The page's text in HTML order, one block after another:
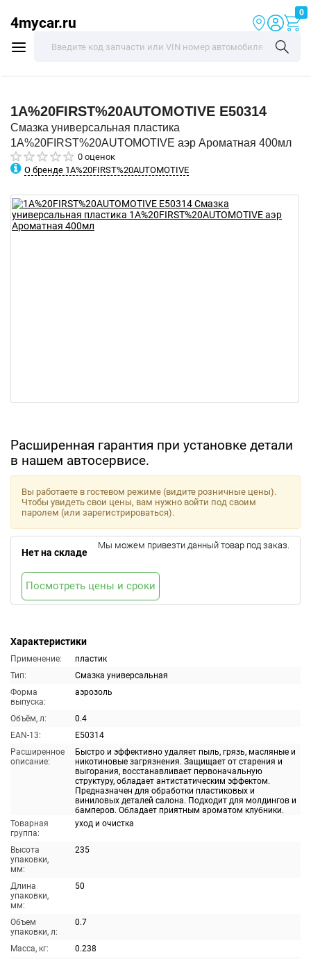
4mycar.ru
0
1A%20FIRST%20AUTOMOTIVE E50314
Смазка универсальная пластика
1A%20FIRST%20AUTOMOTIVE аэр Ароматная 400мл
0 оценок
О бренде 1A%20FIRST%20AUTOMOTIVE
Расширенная гарантия при установке детали
в нашем автосервисе.
Характеристики
Применение:
пластик
Тип:
Смазка универсальная
Форма
выпуска:
аэрозоль
Объём, л:
0.4
EAN-13:
E50314
Расширенное
описание:
Быстро и эффективно удаляет пыль, грязь, масляные и
никотиновые загрязнения. Защищает от старения и
выгорания, восстанавливает первоначальную
структуру, обладает антистатическим эффектом.
Предназначен для обработки пластиковых и
виниловых деталей салона. Подходит для молдингов и
бамперов. Обладает приятным ароматом клубники.
Товарная
группа:
уход и очистка
Высота
упаковки,
мм:
235
Длина
упаковки,
мм:
50
Объем
упаковки, л:
0.7
Масса, кг:
0.238
Вы работаете в гостевом режиме (видите розничные цены).
Чтобы увидеть свои цены, вам нужно войти под своим
паролем (или зарегистрироваться).
Нет на складе
Мы можем привезти данный товар под заказ.
Посмотреть цены и сроки